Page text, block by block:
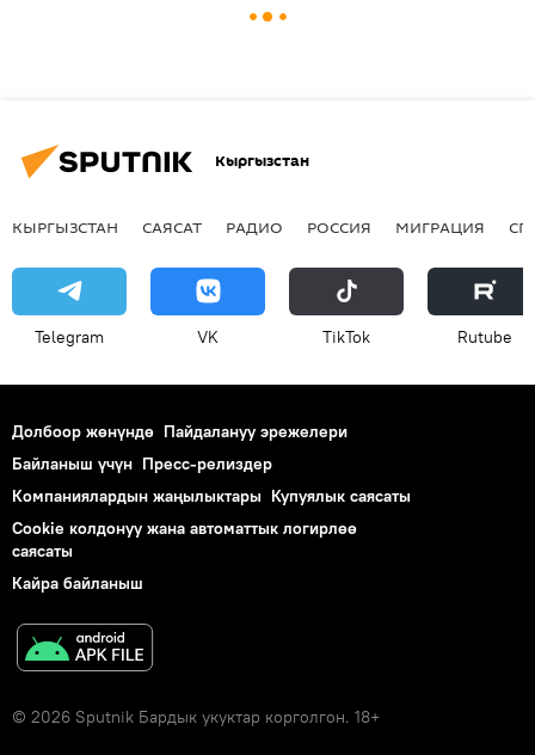
Кыргызстан
КЫРГЫЗСТАН САЯСАТ РАДИО РОССИЯ МИГРАЦИЯ
Telegram VK ТikТоk Rutube
Долбоор жөнүндө Пайдалануу эрежелери
Байланыш үчүн Пресс-релиздер
Компаниялардын жаңылыктары Купуялык саясаты
Cookie колдонуу жана автоматтык логирлөө
саясаты
Кайра байланыш
© 2026 Sputnik Бардык укуктар корголгон. 18+